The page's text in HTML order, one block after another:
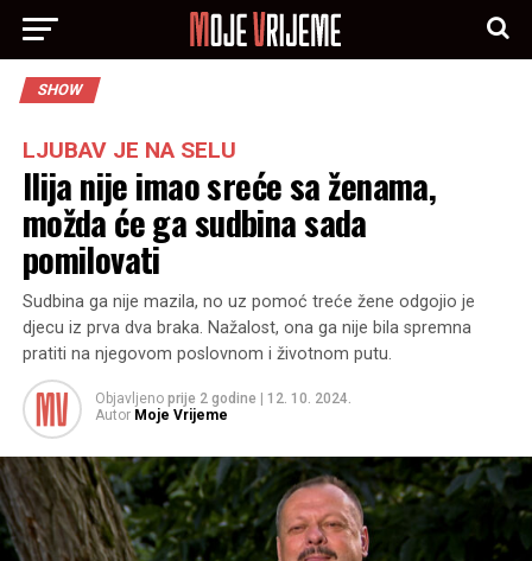
SHOW
LJUBAV JE NA SELU
Ilija nije imao sreće sa ženama,
možda će ga sudbina sada
pomilovati
Sudbina ga nije mazila, no uz pomoć treće žene odgojio je
djecu iz prva dva braka. Nažalost, ona ga nije bila spremna
pratiti na njegovom poslovnom i životnom putu.
Objavljeno prije 2 godine
12. 10. 2024.
Autor Moje Vrijeme